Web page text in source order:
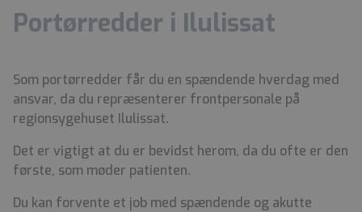
Portørredder i Ilulissat
Som portørredder får du en spændende hverdag med
ansvar, da du repræsenterer frontpersonale på
regionsygehuset Ilulissat.
Det er vigtigt at du er bevidst herom, da du ofte er den
første, som møder patienten.
Du kan forvente et job med spændende og akutte